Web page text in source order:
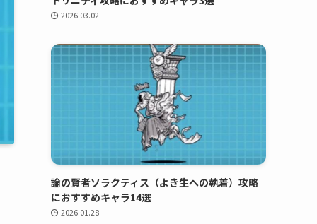
2026.03.02
論の賢者ソラクティス（よき生への執着）攻略
におすすめキャラ14選
2026.01.28